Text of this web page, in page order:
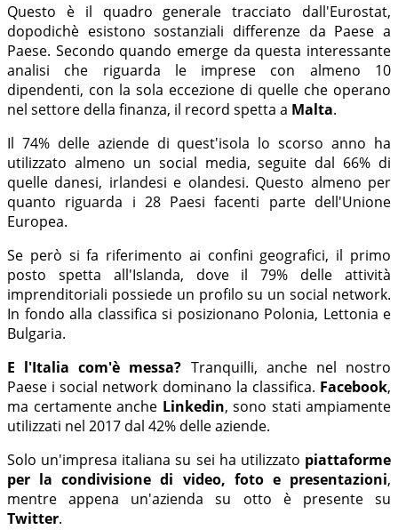
Questo è il quadro generale tracciato dall'Eurostat,
dopodichè esistono sostanziali differenze da Paese a
Paese. Secondo quando emerge da questa interessante
analisi che riguarda le imprese con almeno 10
dipendenti, con la sola eccezione di quelle che operano
nel settore della finanza, il record spetta a Malta.
Il 74% delle aziende di quest'isola lo scorso anno ha
utilizzato almeno un social media, seguite dal 66% di
quelle danesi, irlandesi e olandesi. Questo almeno per
quanto riguarda i 28 Paesi facenti parte dell'Unione
Europea.
Se però si fa riferimento ai confini geografici, il primo
posto spetta all'Islanda, dove il 79% delle attività
imprenditoriali possiede un profilo su un social network.
In fondo alla classifica si posizionano Polonia, Lettonia e
Bulgaria.
E l'Italia com'è messa? Tranquilli, anche nel nostro
Paese i social network dominano la classifica. Facebook,
ma certamente anche Linkedin, sono stati ampiamente
utilizzati nel 2017 dal 42% delle aziende.
Solo un'impresa italiana su sei ha utilizzato piattaforme
per la condivisione di video, foto e presentazioni,
mentre appena un'azienda su otto è presente su
Twitter.